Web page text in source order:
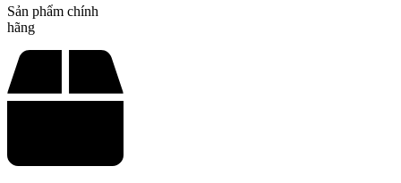
Sản phẩm chính
hãng